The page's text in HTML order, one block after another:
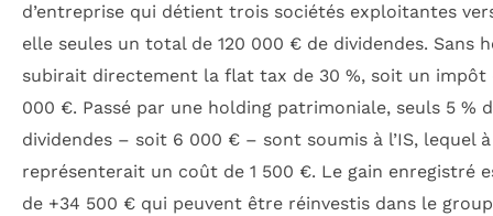
d’entreprise qui détient trois sociétés exploitantes
elle seules un total de 120 000 € de dividendes. Sans
subirait directement la flat tax de 30 %, soit un impôt
000 €. Passé par une holding patrimoniale, seuls 5 %
dividendes – soit 6 000 € – sont soumis à l’IS, lequel à
représenterait un coût de 1 500 €. Le gain enregistré
de +34 500 € qui peuvent être réinvestis dans le